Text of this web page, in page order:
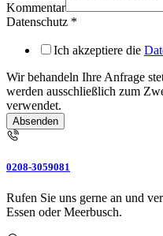
Kommentar
Datenschutz *
Ich akzeptiere die
Wir behandeln Ihre Anfrage
werden ausschließlich zum
verwendet.
Absenden
0208-3059081
Rufen Sie uns gerne an und
Essen oder Meerbusch.